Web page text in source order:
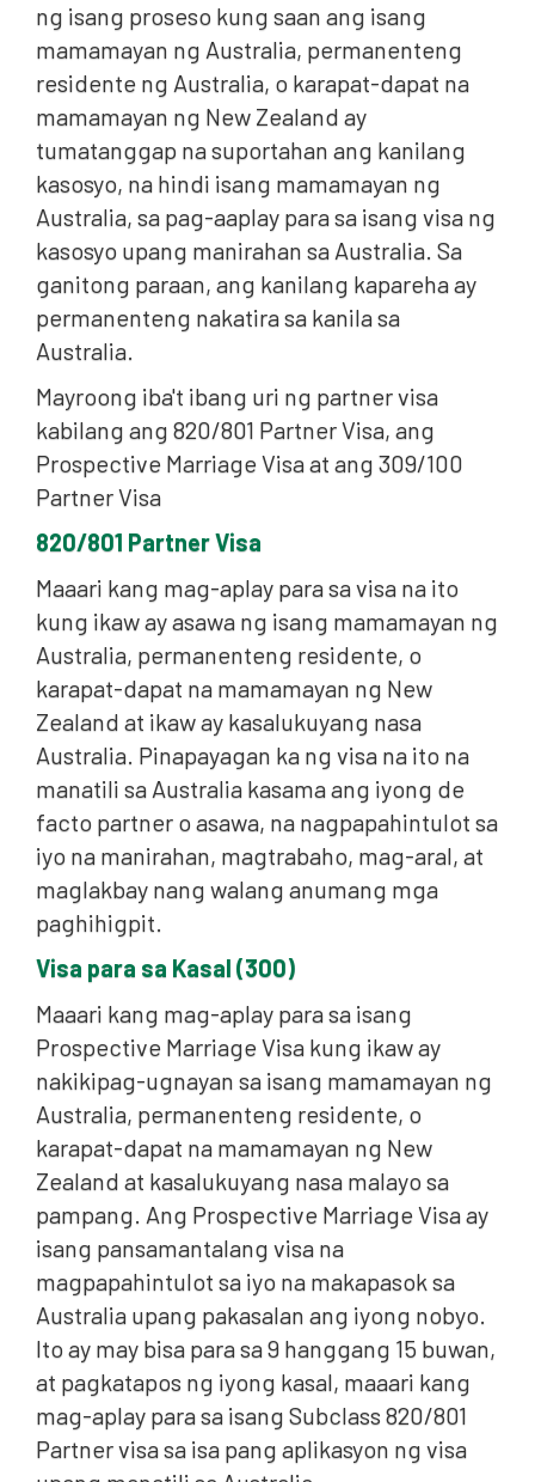
ng isang proseso kung saan ang isang
mamamayan ng Australia, permanenteng
residente ng Australia, o karapat-dapat na
mamamayan ng New Zealand ay
tumatanggap na suportahan ang kanilang
kasosyo, na hindi isang mamamayan ng
Australia, sa pag-aaplay para sa isang visa ng
kasosyo upang manirahan sa Australia. Sa
ganitong paraan, ang kanilang kapareha ay
permanenteng nakatira sa kanila sa
Australia.
Mayroong iba't ibang uri ng partner visa
kabilang ang 820/801 Partner Visa, ang
Prospective Marriage Visa at ang 309/100
Partner Visa
820/801 Partner Visa
Maaari kang mag-aplay para sa visa na ito
kung ikaw ay asawa ng isang mamamayan ng
Australia, permanenteng residente, o
karapat-dapat na mamamayan ng New
Zealand at ikaw ay kasalukuyang nasa
Australia. Pinapayagan ka ng visa na ito na
manatili sa Australia kasama ang iyong de
facto partner o asawa, na nagpapahintulot sa
iyo na manirahan, magtrabaho, mag-aral, at
maglakbay nang walang anumang mga
paghihigpit.
Visa para sa Kasal (300)
Maaari kang mag-aplay para sa isang
Prospective Marriage Visa kung ikaw ay
nakikipag-ugnayan sa isang mamamayan ng
Australia, permanenteng residente, o
karapat-dapat na mamamayan ng New
Zealand at kasalukuyang nasa malayo sa
pampang. Ang Prospective Marriage Visa ay
isang pansamantalang visa na
magpapahintulot sa iyo na makapasok sa
Australia upang pakasalan ang iyong nobyo.
Ito ay may bisa para sa 9 hanggang 15 buwan,
at pagkatapos ng iyong kasal, maaari kang
mag-aplay para sa isang Subclass 820/801
Partner visa sa isa pang aplikasyon ng visa